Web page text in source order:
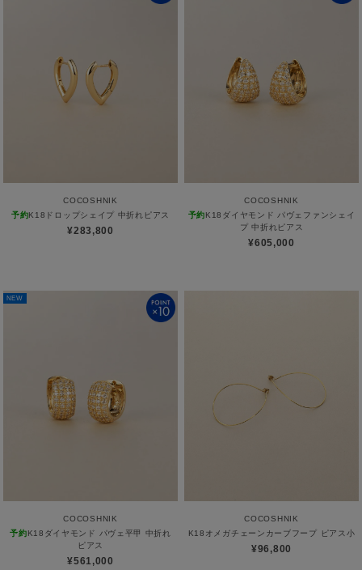
COCOSHNIK
予約K18ドロップシェイプ 中折れピアス
¥283,800
COCOSHNIK
予約K18ダイヤモンド パヴェファンシェイ
プ 中折れピアス
¥605,000
NEW
COCOSHNIK
予約K18ダイヤモンド パヴェ平甲 中折れ
ピアス
¥561,000
COCOSHNIK
K18オメガチェーンカーブフープ ピアス小
¥96,800